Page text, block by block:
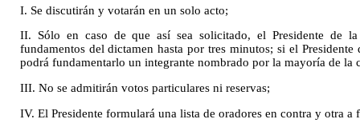
I. Se discutirán y votarán en un solo acto;
II. Sólo en caso de que así sea solicitado, el Presidente de
fundamentos del dictamen hasta por tres minutos; si el
podrá fundamentarlo un integrante nombrado por la mayoría de la
III. No se admitirán votos particulares ni reservas;
IV. El Presidente formulará una lista de oradores en contra y otra a